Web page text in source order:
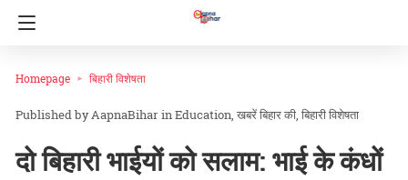
Homepage बिहारी विशेषता
AapnaBihar inEducation खबरें बिहार की बिहारी विशेषता
दो बिहारी भाईयों को सलाम: भाई के कंधों